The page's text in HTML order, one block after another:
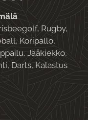
Rugby,
Koripallo,
Jääkiekko,
Darts, Kalastus